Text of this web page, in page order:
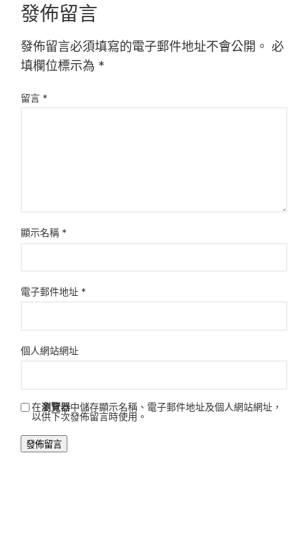
發佈留言
發佈留言必須填寫的電子郵件地址不會公開。 必
填欄位標示為 *
留言 *
顯示名稱 *
電子郵件地址 *
個人網站網址
在瀏覽器中儲存顯示名稱、電子郵件地址及個人網站網址，
以供下次發佈留言時使用。